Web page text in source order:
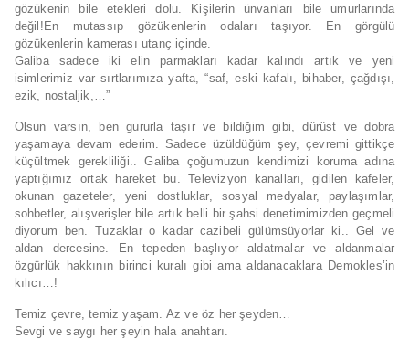
gözükenin bile etekleri dolu. Kişilerin ünvanları bile umurlarında
değil!En mutassıp gözükenlerin odaları taşıyor. En görgülü
gözükenlerin kamerası utanç içinde.
Galiba sadece iki elin parmakları kadar kalındı artık ve yeni
isimlerimiz var sırtlarımıza yafta, “saf, eski kafalı, bihaber, çağdışı,
ezik, nostaljik,…”
Olsun varsın, ben gururla taşır ve bildiğim gibi, dürüst ve dobra
yaşamaya devam ederim. Sadece üzüldüğüm şey, çevremi gittikçe
küçültmek gerekliliği.. Galiba çoğumuzun kendimizi koruma adına
yaptığımız ortak hareket bu. Televizyon kanalları, gidilen kafeler,
okunan gazeteler, yeni dostluklar, sosyal medyalar, paylaşımlar,
sohbetler, alışverişler bile artık belli bir şahsi denetimimizden geçmeli
diyorum ben. Tuzaklar o kadar cazibeli gülümsüyorlar ki.. Gel ve
aldan dercesine. En tepeden başlıyor aldatmalar ve aldanmalar
özgürlük hakkının birinci kuralı gibi ama aldanacaklara Demokles’in
kılıcı…!
Temiz çevre, temiz yaşam. Az ve öz her şeyden…
Sevgi ve saygı her şeyin hala anahtarı.